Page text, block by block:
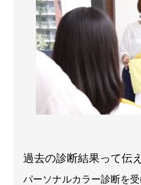
過去の診断結果って伝
パーソナルカラー診断を